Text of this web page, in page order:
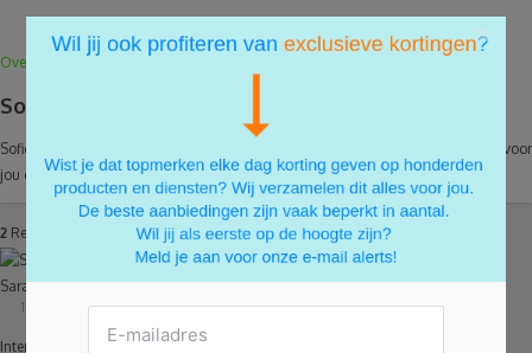
Over de auteur
Sofie van der Does van TopCompare.be
Sofie van der Does werkt voor
, waar ze financiële tips geeft en voor
jou op zoek gaat naar de beste kredietkaart.
2 Reacties
Sarah
12/09/2016
Interessante tips! Volgend jaar stappen we in het huwelijksbootje en die hoge
×